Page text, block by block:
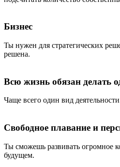
Бизнес
Ты нужен для стратегических
решена.
Всю жизнь обязан делать
Чаще всего один вид
Свободное плавание и
Ты сможешь развивать огромное
будущем.